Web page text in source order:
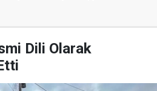
Dili Olarak